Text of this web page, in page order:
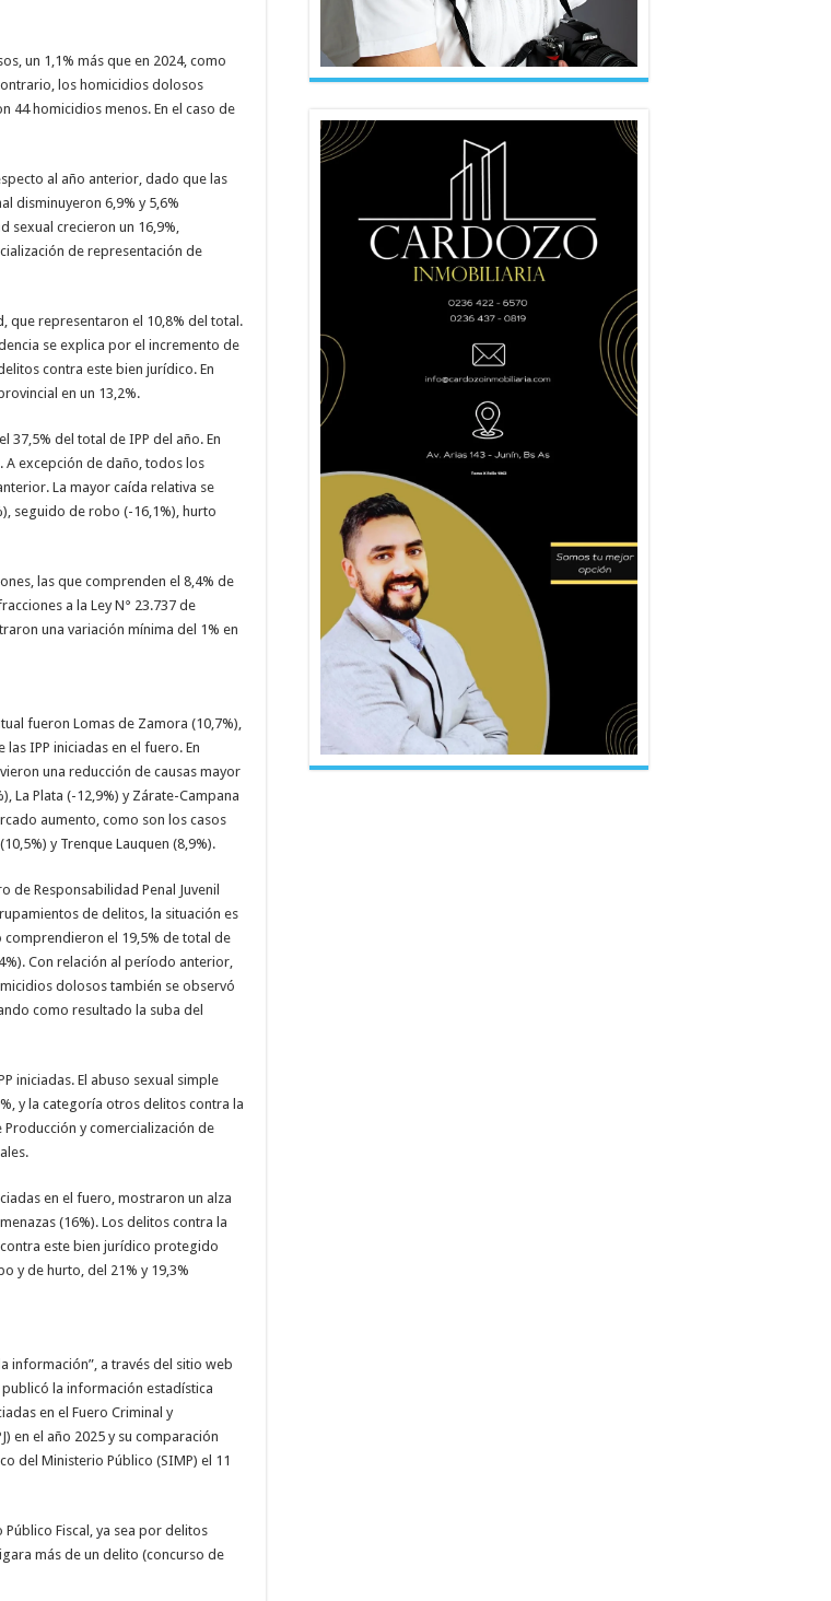
un 1,1% más que en 2024, como
los homicidios dolosos
44 homicidios menos. En el caso de
al año anterior, dado que las
disminuyeron 6,9% y 5,6%
sexual crecieron un 16,9%,
de representación de
que representaron el 10,8% del total.
se explica por el incremento de
contra este bien jurídico. En
en un 13,2%.
del total de IPP del año. En
A excepción de daño, todos los
La mayor caída relativa se
seguido de robo (-16,1%), hurto
las que comprenden el 8,4% de
a la Ley N° 23.737 de
una variación mínima del 1% en
fueron Lomas de Zamora (10,7%),
las IPP iniciadas en el fuero. En
una reducción de causas mayor
La Plata (-12,9%) y Zárate-Campana
aumento, como son los casos
y Trenque Lauquen (8,9%).
de Responsabilidad Penal Juvenil
de delitos, la situación es
el 19,5% de total de
Con relación al período anterior,
dolosos también se observó
como resultado la suba del
iniciadas. El abuso sexual simple
y la categoría otros delitos contra la
y comercialización de
en el fuero, mostraron un alza
(16%). Los delitos contra la
este bien jurídico protegido
y de hurto, del 21% y 19,3%
información”, a través del sitio web
la información estadística
en el Fuero Criminal y
en el año 2025 y su comparación
del Ministerio Público (SIMP) el 11
Fiscal, ya sea por delitos
más de un delito (concurso de